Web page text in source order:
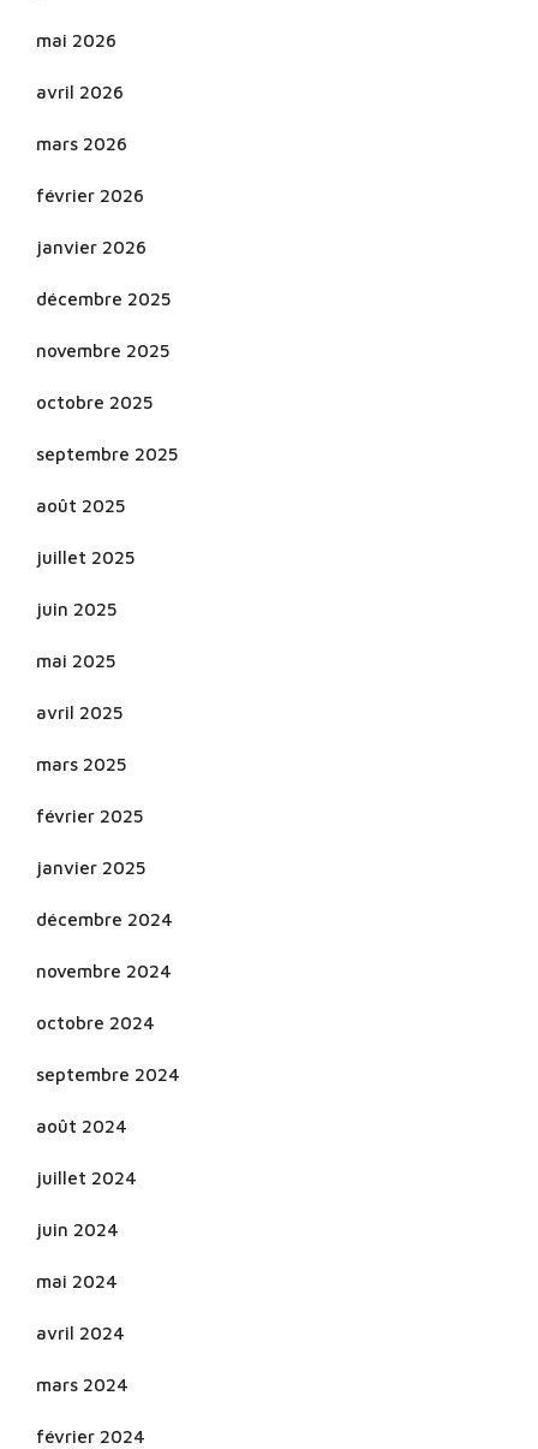
mai 2026
avril 2026
mars 2026
février 2026
janvier 2026
décembre 2025
novembre 2025
octobre 2025
septembre 2025
août 2025
juillet 2025
juin 2025
mai 2025
avril 2025
mars 2025
février 2025
janvier 2025
décembre 2024
novembre 2024
octobre 2024
septembre 2024
août 2024
juillet 2024
juin 2024
mai 2024
avril 2024
mars 2024
février 2024